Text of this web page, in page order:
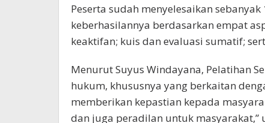
Peserta sudah menyelesaikan
keberhasilannya berdasarkan empat
keaktifan; kuis dan evaluasi sumatif;
Menurut Suyus Windayana, Pelatihan
hukum, khususnya yang berkaitan
memberikan kepastian kepada
dan juga peradilan untuk masyarakat,”